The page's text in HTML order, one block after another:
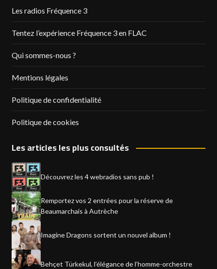
Les radios Fréquence 3
Tentez l’expérience Fréquence 3 en FLAC
Qui sommes-nous ?
Mentions légales
Politique de confidentialité
Politique de cookies
Les articles les plus consultés
Découvrez les 4 webradios sans pub !
Remportez vos 2 entrées pour la réserve de
Beaumarchais à Autrèche
Imagine Dragons sortent un nouvel album !
Behçet Türkekul, l’élégance de l’homme-orchestre